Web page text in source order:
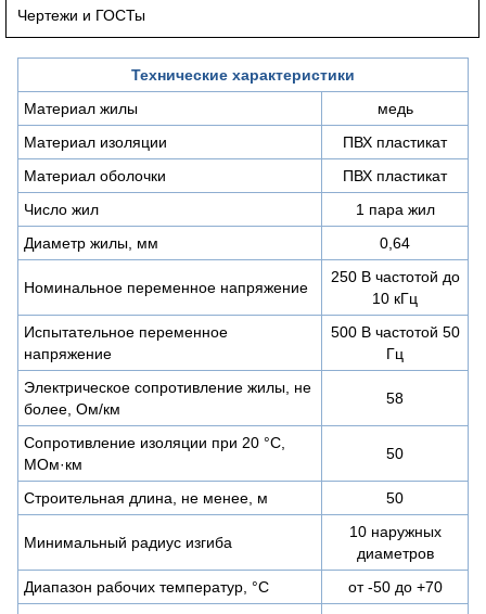
Чертежи и ГОСТы
Технические характеристики
Материал жилы
медь
Материал изоляции
ПВХ пластикат
Материал оболочки
ПВХ пластикат
Число жил
1 пара жил
Диаметр жилы, мм
0,64
Номинальное переменное напряжение
250 В частотой до
10 кГц
Испытательное переменное
напряжение
500 В частотой 50
Гц
Электрическое сопротивление жилы, не
более, Ом/км
58
Сопротивление изоляции при 20 °С,
МОм·км
50
Строительная длина, не менее, м 50
Минимальный радиус изгиба
10 наружных
диаметров
Диапазон рабочих температур, °C
от -50 до +70